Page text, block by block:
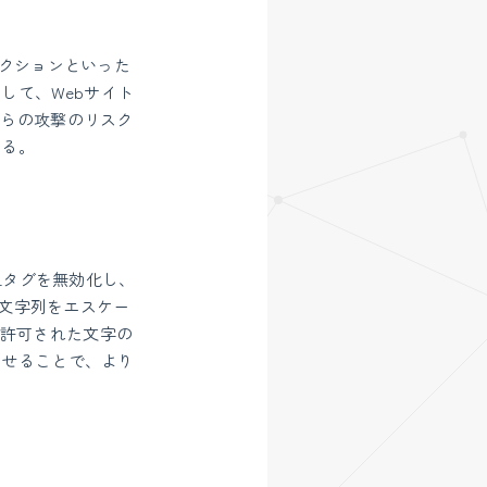
ションといった
て、Webサイト
の攻撃のリスク
。
グを無効化し、
字列をエスケー
可された文字の
ることで、より